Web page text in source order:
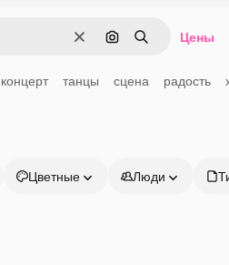
ОчиститьПоиск по
Поиск Цены
концерт танцы сцена радость
Цветные Люди